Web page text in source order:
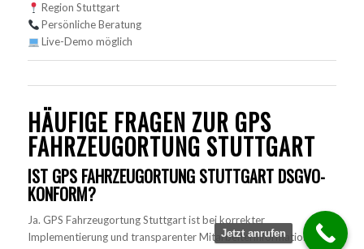
Region Stuttgart
Persönliche Beratung
Live-Demo möglich
HÄUFIGE FRAGEN ZUR GPS
FAHRZEUGORTUNG STUTTGART
IST GPS FAHRZEUGORTUNG STUTTGART DSGVO-
KONFORM?
Ja. GPS Fahrzeugortung Stuttgart ist bei korrekter
Implementierung und transparenter Mitarbeiterinformation
Jetzt anrufen